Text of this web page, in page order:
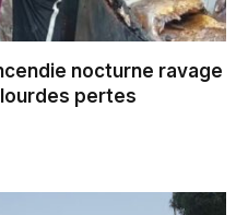
nocturne ravage
pertes